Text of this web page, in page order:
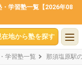
学習塾一覧【2026年08
在地から塾を探す
学習塾一覧 那須塩原駅